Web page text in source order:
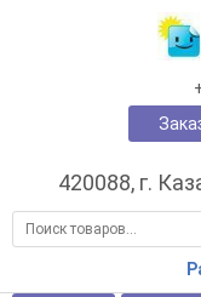
420088, г.